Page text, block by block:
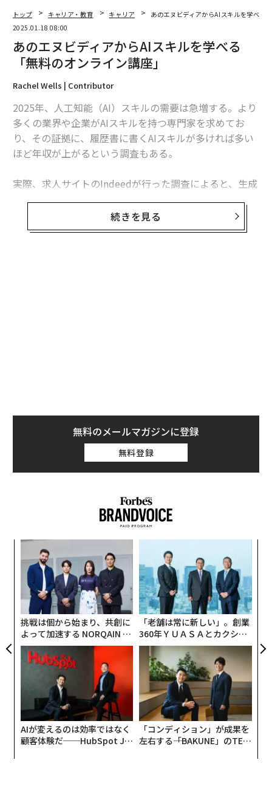
トップ キャリア・教育 キャリア
あのエヌビディアからAIスキルを学べる
2025.01.18 08:00
あのエヌビディアからAIスキルを学べる
「無料のオンライン講座」
Rachel Wells | Contributor
2025年、人工知能（AI）スキルの需要は急増する。より
多くの業界や企業がAIスキルを持つ専門家を求めてお
り、その証拠に、履歴書に書くAIスキルが多ければ多い
ほど年収が上がるという調査もある。
実際、求人サイトのIndeedが行った調査によると、生成
AIのスキルがあれば、年収が最大47％もアップするとい
う。AIスキルを身につければ、あなたの職務や業界にと
って画期的なAIのワークフローやプロセスを構築し、よ
翻訳＝江津拓哉
続きを見る
無料のメールマガジンに登録
無料登録
挑戦は個から始まり、共創に
よって加速する NORQAIN JA
PAN 特別座談会
「老舗は常に新しい」。創業
360年ＹＵＡＳＡとカクシン
CEO田尻望が語る、AIを超え
る人の価値
AIが変えるのは効率ではなく
顧客体験だ──HubSpot Ja
「コンディション」が成果を
左右する――「BAKUNE」のTEN